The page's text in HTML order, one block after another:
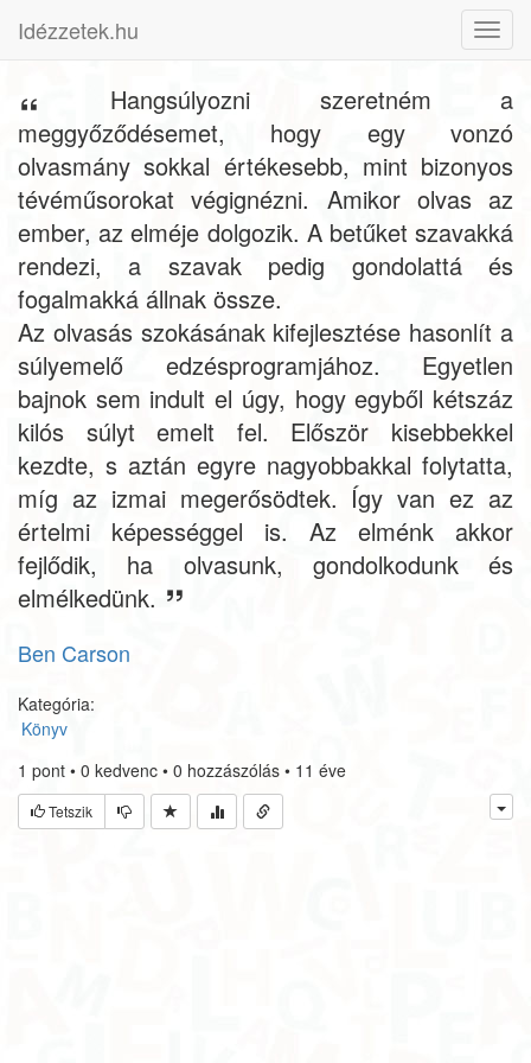
Idézzetek.hu
Hangsúlyozni szeretném a
meggyőződésemet, hogy egy vonzó
olvasmány sokkal értékesebb, mint bizonyos
tévéműsorokat végignézni. Amikor olvas az
ember, az elméje dolgozik. A betűket szavakká
rendezi, a szavak pedig gondolattá és
fogalmakká állnak össze.
Az olvasás szokásának kifejlesztése hasonlít a
súlyemelő edzésprogramjához. Egyetlen
bajnok sem indult el úgy, hogy egyből kétszáz
kilós súlyt emelt fel. Először kisebbekkel
kezdte, s aztán egyre nagyobbakkal folytatta,
míg az izmai megerősödtek. Így van ez az
értelmi képességgel is. Az elménk akkor
fejlődik, ha olvasunk, gondolkodunk és
elmélkedünk.
Ben Carson
Kategória:
Könyv
1 pont • 0 kedvenc • 0 hozzászólás • 11 éve
Tetszik